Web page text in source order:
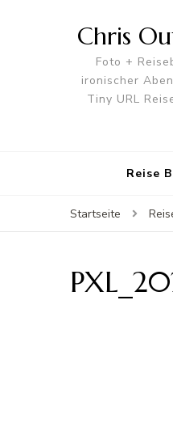
Chris
Foto +
ironischer
Tiny URL
Reise
Startseite